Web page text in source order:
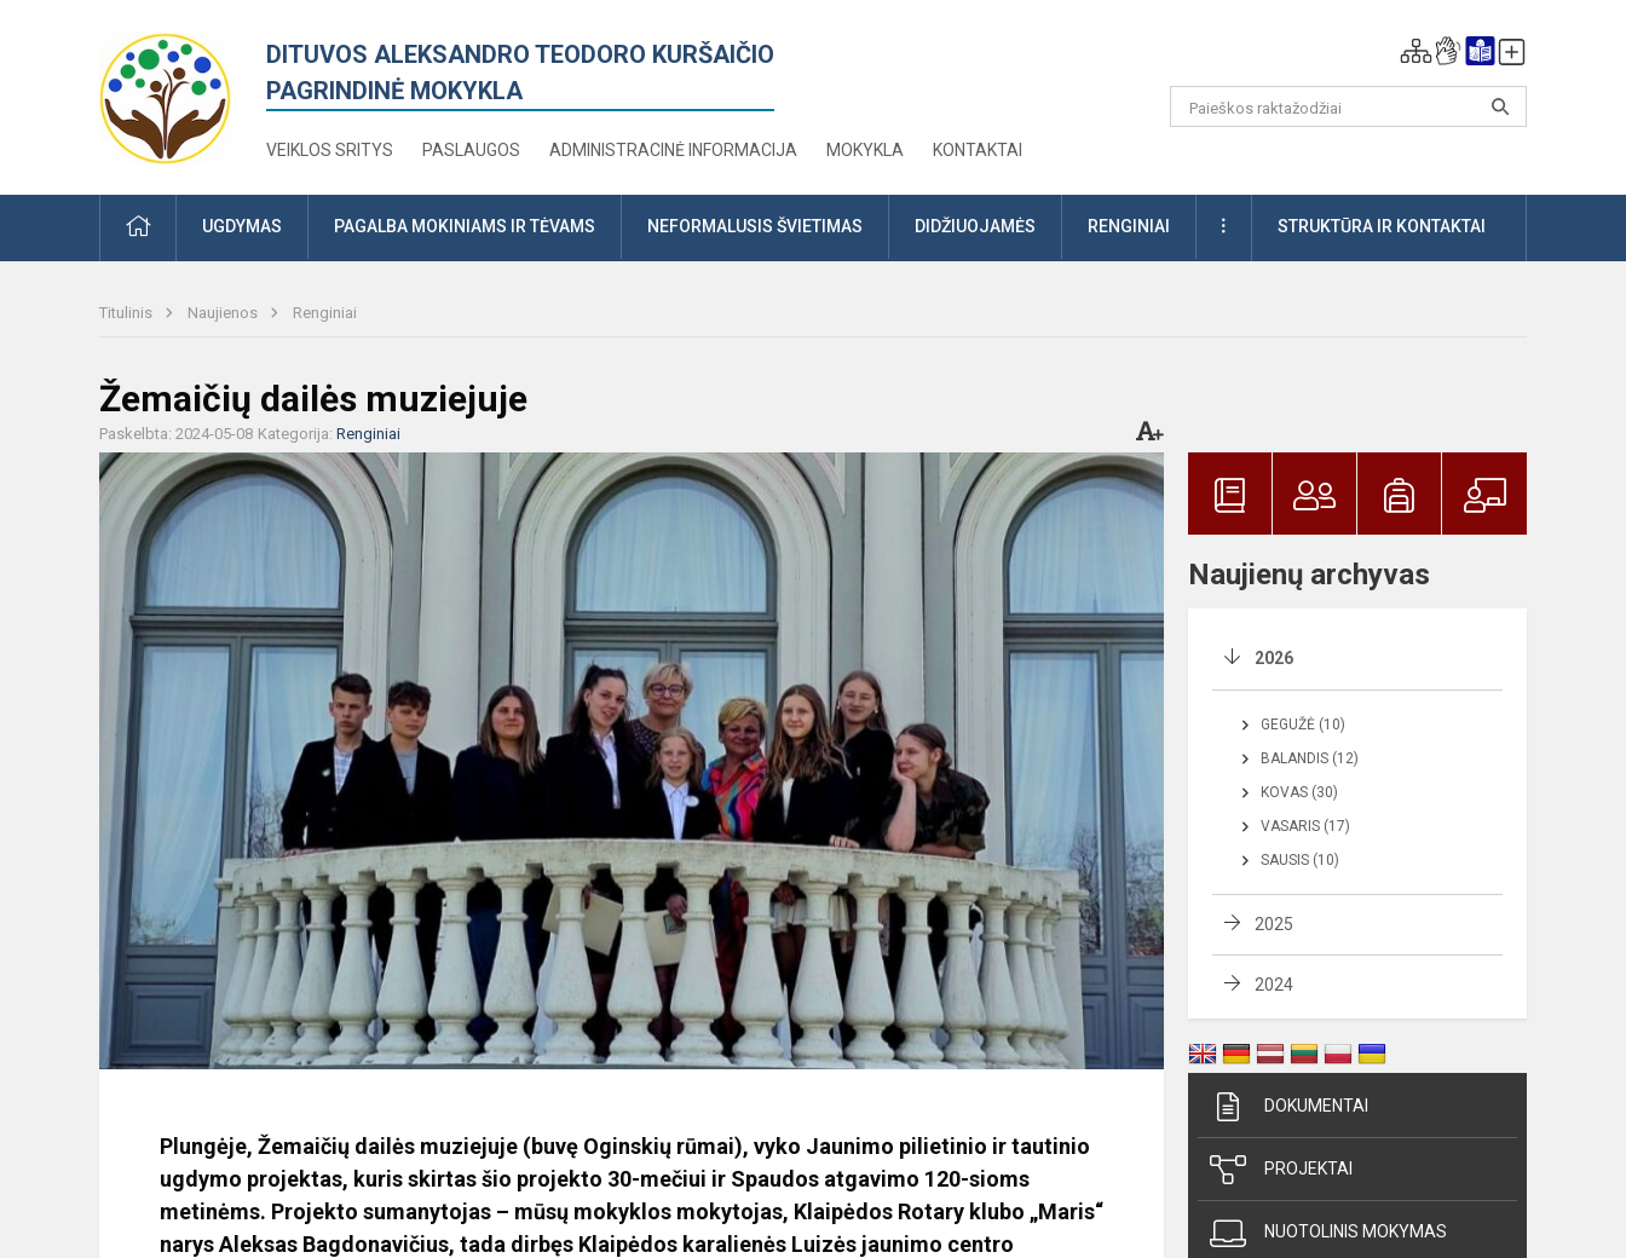
DITUVOS ALEKSANDRO TEODORO KURŠAIČIO
PAGRINDINĖ MOKYKLA
VEIKLOS SRITYS PASLAUGOS ADMINISTRACINĖ INFORMACIJA MOKYKLA KONTAKTAI
PRADŽIAUGDYMAS PAGALBA MOKINIAMS IR TĖVAMS NEFORMALUSIS ŠVIETIMAS DIDŽIUOJAMĖS RENGINIAI DAUGIAUSTRUKTŪRA IR KONTAKTAI
Titulinis Naujienos Renginiai
Žemaičių dailės muziejuje
Paskelbta: 2024-05-08 Kategorija: Renginiai
Plungėje, Žemaičių dailės muziejuje (buvę Oginskių rūmai), vyko Jaunimo pilietinio ir tautinio
ugdymo projektas, kuris skirtas šio projekto 30-mečiui ir Spaudos atgavimo 120-sioms
metinėms. Projekto sumanytojas – mūsų mokyklos mokytojas, Klaipėdos Rotary klubo „Maris“
narys Aleksas Bagdonavičius, tada dirbęs Klaipėdos karalienės Luizės jaunimo centro
Naujienų archyvas
2026
GEGUŽĖ (10)
BALANDIS (12)
KOVAS (30)
VASARIS (17)
SAUSIS (10)
2025
2024
DOKUMENTAI
PROJEKTAI
NUOTOLINIS MOKYMAS